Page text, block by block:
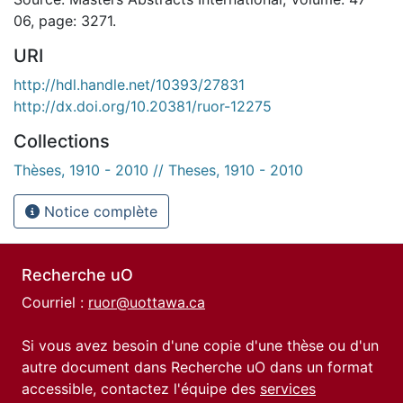
06, page: 3271.
URI
http://hdl.handle.net/10393/27831
http://dx.doi.org/10.20381/ruor-12275
Collections
Thèses, 1910 - 2010 // Theses, 1910 - 2010
Notice complète
Recherche uO
Courriel : ruor@uottawa.ca
Si vous avez besoin d'une copie d'une thèse ou d'un
autre document dans Recherche uO dans un format
accessible, contactez l'équipe des services